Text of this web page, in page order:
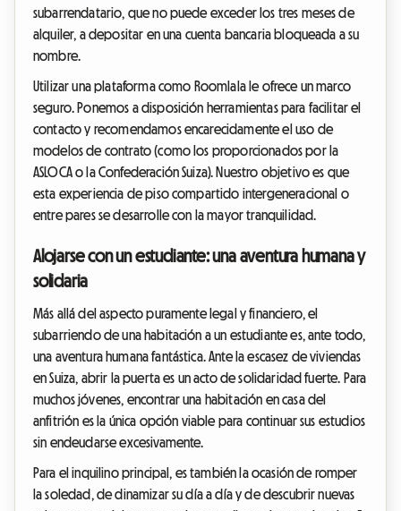
subarrendatario, que no puede exceder los tres meses de
alquiler, a depositar en una cuenta bancaria bloqueada a su
nombre.
Utilizar una plataforma como Roomlala le ofrece un marco
seguro. Ponemos a disposición herramientas para facilitar el
contacto y recomendamos encarecidamente el uso de
modelos de contrato (como los proporcionados por la
ASLOCA o la Confederación Suiza). Nuestro objetivo es que
esta experiencia de piso compartido intergeneracional o
entre pares se desarrolle con la mayor tranquilidad.
Alojarse con un estudiante: una aventura humana y
solidaria
Más allá del aspecto puramente legal y financiero, el
subarriendo de una habitación a un estudiante es, ante todo,
una aventura humana fantástica. Ante la escasez de viviendas
en Suiza, abrir la puerta es un acto de solidaridad fuerte. Para
muchos jóvenes, encontrar una habitación en casa del
anfitrión es la única opción viable para continuar sus estudios
sin endeudarse excesivamente.
Para el inquilino principal, es también la ocasión de romper
la soledad, de dinamizar su día a día y de descubrir nuevas